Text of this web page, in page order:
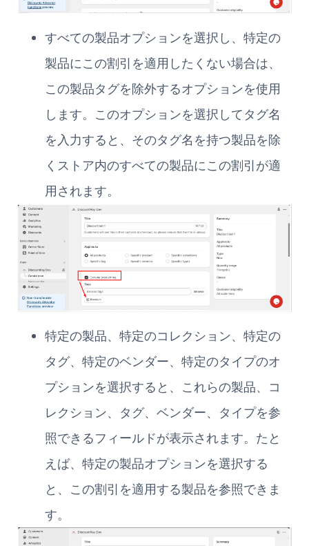
すべての製品オプションを選択し、特定の
製品にこの割引を適用したくない場合は、
この製品タグを除外するオプションを使用
します。このオプションを選択してタグ名
を入力すると、そのタグ名を持つ製品を除
くストア内のすべての製品にこの割引が適
用されます。
特定の製品、特定のコレクション、特定の
タグ、特定のベンダー、特定のタイプのオ
プションを選択すると、これらの製品、コ
レクション、タグ、ベンダー、タイプを参
照できるフィールドが表示されます。たと
えば、特定の製品オプションを選択する
と、この割引を適用する製品を参照できま
す。